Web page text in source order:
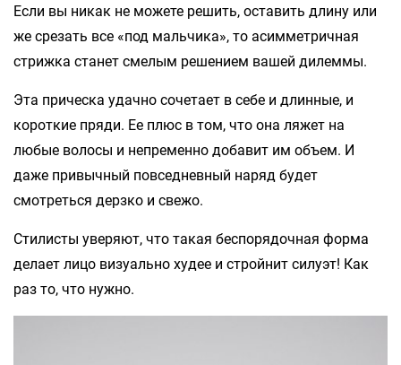
Если вы никак не можете решить, оставить длину или
же срезать все «под мальчика», то асимметричная
стрижка станет смелым решением вашей дилеммы.
Эта прическа удачно сочетает в себе и длинные, и
короткие пряди. Ее плюс в том, что она ляжет на
любые волосы и непременно добавит им объем. И
даже привычный повседневный наряд будет
смотреться дерзко и свежо.
Стилисты уверяют, что такая беспорядочная форма
делает лицо визуально худее и стройнит силуэт! Как
раз то, что нужно.